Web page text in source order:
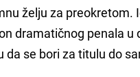
želju za preokretom.
dramatičnog penala u
se bori za titulu do